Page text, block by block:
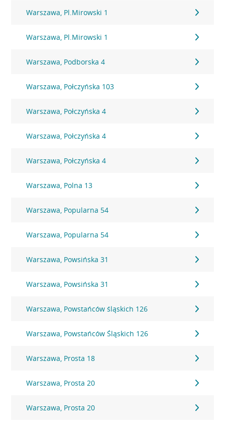
Warszawa, Pl.Mirowski 1
Warszawa, Pl.Mirowski 1
Warszawa, Podborska 4
Warszawa, Połczyńska 103
Warszawa, Połczyńska 4
Warszawa, Połczyńska 4
Warszawa, Połczyńska 4
Warszawa, Polna 13
Warszawa, Popularna 54
Warszawa, Popularna 54
Warszawa, Powsińska 31
Warszawa, Powsińska 31
Warszawa, Powstańców śląskich 126
Warszawa, Powstańców Śląskich 126
Warszawa, Prosta 18
Warszawa, Prosta 20
Warszawa, Prosta 20